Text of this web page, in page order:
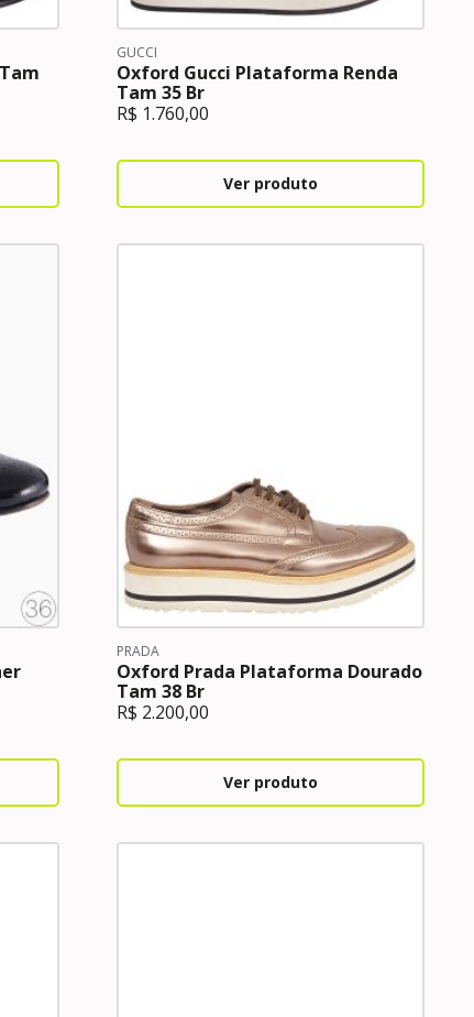
GUCCI
Oxford Gucci Plataforma Renda
Tam 35 Br
R$ 1.760,00
Ver produto
PRADA
Oxford Prada Plataforma Dourado
Tam 38 Br
R$ 2.200,00
Ver produto